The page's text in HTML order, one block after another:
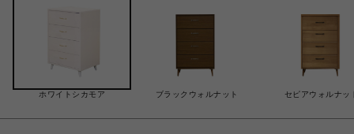
ホワイトシカモア ブラックウォルナット セピアウォルナッ